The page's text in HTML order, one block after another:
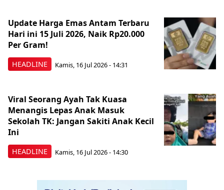
HEADLINE
Update Harga Emas Antam Terbaru
Hari ini 15 Juli 2026, Naik Rp20.000
Per Gram!
Kamis, 16 Jul 2026 - 14:31
HEADLINE
Viral Seorang Ayah Tak Kuasa
Menangis Lepas Anak Masuk
Sekolah TK: Jangan Sakiti Anak Kecil
Ini
Kamis, 16 Jul 2026 - 14:30